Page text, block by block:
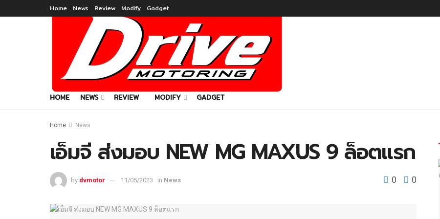
Home News Review Modify Gadget
HOME NEWS REVIEW MODIFY GADGET
Home News
เอ็มจี ส่งมอบ NEW MG MAXUS 9 ล็อตแรก
by dvmotor 11/05/2023 in News 0 0